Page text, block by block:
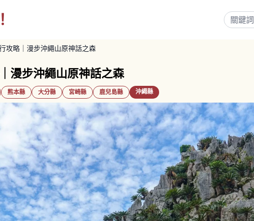
攻略｜漫步沖繩山原神話之森
漫步沖繩山原神話之森
熊本縣 大分縣 宮崎縣 鹿兒島縣 沖繩縣